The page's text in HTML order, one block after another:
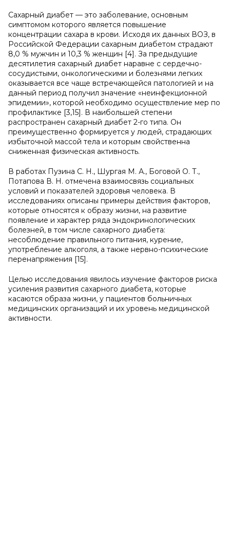
Сахарный диабет — это заболевание, основным
симптомом которого является повышение
концентрации сахара в крови. Исходя их данных ВОЗ, в
Российской Федерации сахарным диабетом страдают
8,0 % мужчин и 10,3 % женщин [4]. За предыдущие
десятилетия сахарный диабет наравне с сердечно-
сосудистыми, онкологическими и болезнями легких
оказывается все чаще встречающейся патологией и на
данный период получил значение «неинфекционной
эпидемии», которой необходимо осуществление мер по
профилактике [3,15]. В наибольшей степени
распространен сахарный диабет 2-го типа. Он
преимущественно формируется у людей, страдающих
избыточной массой тела и которым свойственна
сниженная физическая активность.
В работах Пузина С. Н., Шургая М. А., Боговой О. Т.,
Потапова В. Н. отмечена взаимосвязь социальных
условий и показателей здоровья человека. В
исследованиях описаны примеры действия факторов,
которые относятся к образу жизни, на развитие
появление и характер ряда эндокринологических
болезней, в том числе сахарного диабета:
несоблюдение правильного питания, курение,
употребление алкоголя, а также нервно-психические
перенапряжения [15].
Целью исследования явилось изучение факторов риска
усиления развития сахарного диабета, которые
касаются образа жизни, у пациентов больничных
медицинских организаций и их уровень медицинской
активности.